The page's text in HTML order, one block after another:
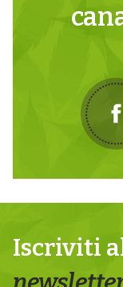
Iscriviti